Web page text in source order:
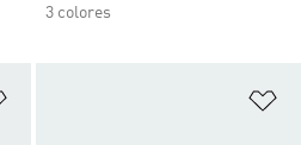
3 colores